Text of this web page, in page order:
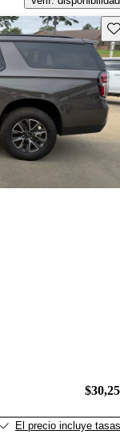
El precio incluye tasas